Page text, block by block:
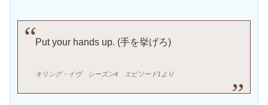
Put your hands up. (手を挙げろ)
キリング・イヴ シーズン4 エピソード1より